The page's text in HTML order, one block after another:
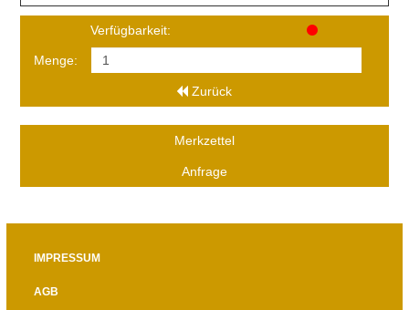
Verfügbarkeit:
Menge:
Zurück
Merkzettel
Anfrage
IMPRESSUM
AGB